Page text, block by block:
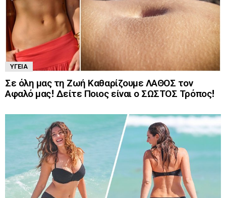
ΥΓΕΊΑ
Σε όλη μας τη Ζωή Καθαρίζουμε ΛΑΘΟΣ τον
Αφαλό μας! Δείτε Ποιος είναι ο ΣΩΣΤΟΣ Τρόπος!